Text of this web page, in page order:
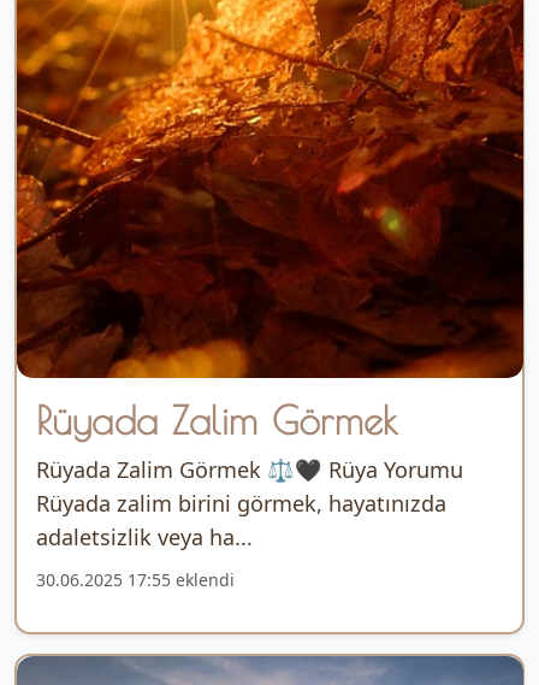
Rüyada Zalim Görmek
Rüyada Zalim Görmek ⚖️🖤 Rüya Yorumu
Rüyada zalim birini görmek, hayatınızda
adaletsizlik veya ha...
30.06.2025 17:55 eklendi